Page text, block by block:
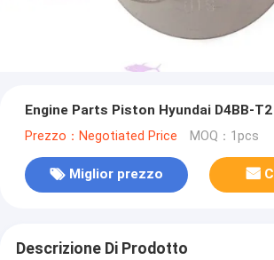
Engine Parts Piston Hyundai D4BB-T2
Prezzo：Negotiated Price MOQ：1pcs
Miglior prezzo
Descrizione Di Prodotto